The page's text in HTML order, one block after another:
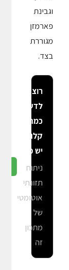
וגבינת
פארמזן
מגוררת
בצד.
רוצה
לדעת
כמה
קלוריות
יש פה?
ניתוח
תזונתי
אוטומטי
של
מתכון
זה